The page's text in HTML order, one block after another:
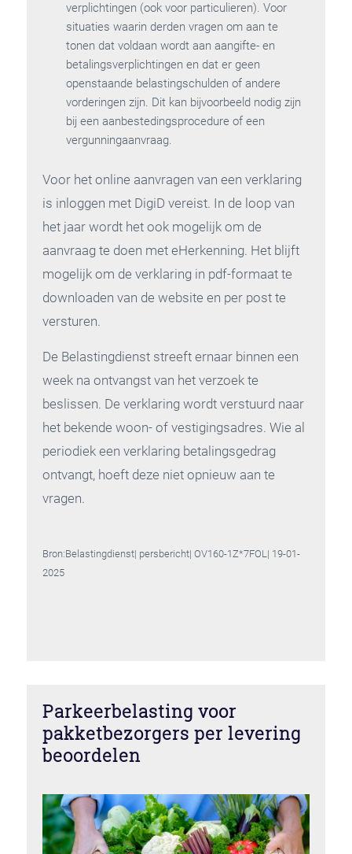
verplichtingen (ook voor particulieren). Voor
situaties waarin derden vragen om aan te
tonen dat voldaan wordt aan aangifte- en
betalingsverplichtingen en dat er geen
openstaande belastingschulden of andere
vorderingen zijn. Dit kan bijvoorbeeld nodig zijn
bij een aanbestedingsprocedure of een
vergunningaanvraag.
Voor het online aanvragen van een verklaring
is inloggen met DigiD vereist. In de loop van
het jaar wordt het ook mogelijk om de
aanvraag te doen met eHerkenning. Het blijft
mogelijk om de verklaring in pdf-formaat te
downloaden van de website en per post te
versturen.
De Belastingdienst streeft ernaar binnen een
week na ontvangst van het verzoek te
beslissen. De verklaring wordt verstuurd naar
het bekende woon- of vestigingsadres. Wie al
periodiek een verklaring betalingsgedrag
ontvangt, hoeft deze niet opnieuw aan te
vragen.
Bron:Belastingdienst| persbericht| OV160-1Z*7FOL| 19-01-
2025
Parkeerbelasting voor
pakketbezorgers per levering
beoordelen